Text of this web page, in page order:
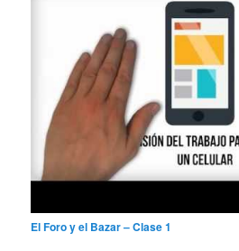
El Foro y el Bazar – Clase 1